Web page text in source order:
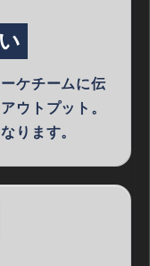
ケチームに伝
ウトプット。
ります。